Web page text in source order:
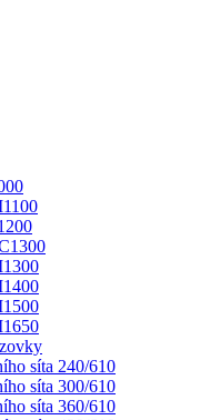
síta 240/610
síta 300/610
síta 360/610